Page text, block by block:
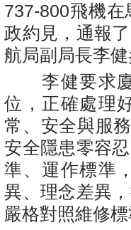
737-800飛機
政約見，通報
航局副局長李健
李健要求廈
位，正確處理
常、安全與服
安全隱患零容
準、運作標準
異、理念差異
嚴格對照維修